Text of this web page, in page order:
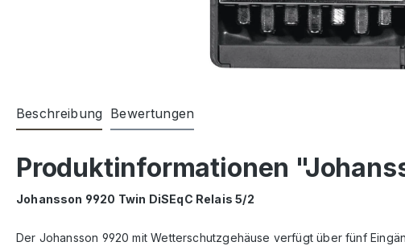
Beschreibung Bewertungen
Produktinformationen
Johansson 9920 Twin DiSEqC Relais 5/2
Der Johansson 9920 mit Wetterschutzgehäuse verfügt über fünf